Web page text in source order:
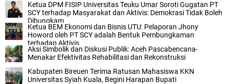
Ketua DPM FISIP Universitas Teuku Umar Soroti Gugatan PT
SCY terhadap Masyarakat dan Aktivis: Demokrasi Tidak Boleh
Dibungkam
Ketua BEM Ekonomi dan Bisnis UTU: Pelaporan Jhony
Howord oleh PT SCY adalah Bentuk Pembungkaman
terhadap Aktivis
Aksi Simbolik dan Diskusi Publik: Aceh Pascabencana-
Menakar Efektivitas Rehabilitasi dan Rekonstruksi
Kabupaten Bireuen Terima Ratusan Mahasiswa KKN
Universitas Syiah Kuala, Begini Harapan Bupati